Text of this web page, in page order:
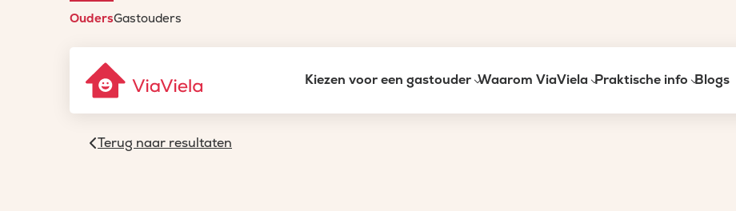
OudersGastouders
Kiezen voor een gastouder Waarom ViaViela Praktische info Blogs
Terug naar resultaten